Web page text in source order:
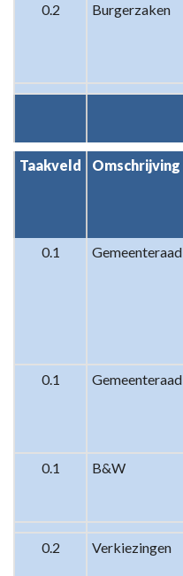
veiligheid
2025
0.2
Burgerzaken
Taakveld Omschrijving
0.1 Gemeenteraad
0.1 Gemeenteraad
0.1 B&W
0.2 Verkiezingen